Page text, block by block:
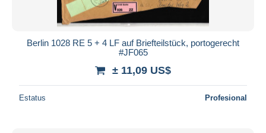
Berlin 1028 RE 5 + 4 LF auf Briefteilstück, portogerecht
#JF065
± 11,09 US$
Estatus Profesional